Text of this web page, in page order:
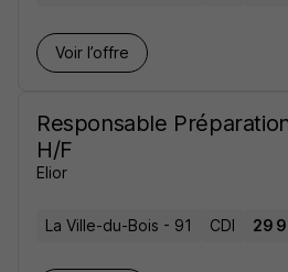
Voir l’offre
Responsable
H/F
Elior
La Ville-du-Bois - 91 CDI 29